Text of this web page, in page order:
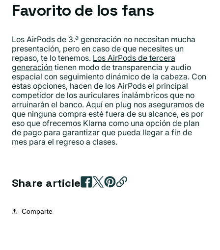
Favorito de los fans
Los AirPods de 3.ª generación no necesitan mucha
presentación, pero en caso de que necesites un
repaso, te lo tenemos. Los AirPods de tercera
generación tienen modo de transparencia y audio
espacial con seguimiento dinámico de la cabeza. Con
estas opciones, hacen de los AirPods el principal
competidor de los auriculares inalámbricos que no
arruinarán el banco. Aquí en plug nos aseguramos de
que ninguna compra esté fuera de su alcance, es por
eso que ofrecemos Klarna como una opción de plan
de pago para garantizar que pueda llegar a fin de
mes para el regreso a clases.
Share article
Comparte